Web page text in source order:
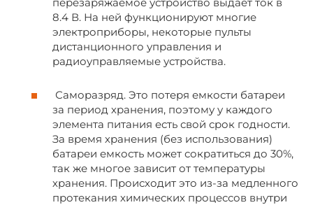
8.4 В. На ней функционируют многие
электроприборы, некоторые пульты
дистанционного управления и
радиоуправляемые устройства.
Саморазряд. Это потеря емкости батареи
за период хранения, поэтому у каждого
элемента питания есть свой срок годности.
За время хранения (без использования)
батареи емкость может сократиться до 30%,
так же многое зависит от температуры
хранения. Происходит это из-за медленного
протекания химических процессов внутри